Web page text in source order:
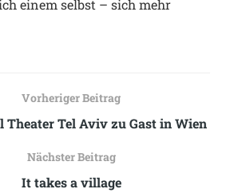
einem selbst – sich mehr
Vorheriger Beitrag
Theater Tel Aviv zu Gast in Wien
Nächster Beitrag
It takes a village